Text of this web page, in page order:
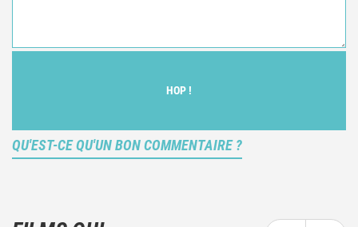
HOP !
QU'EST-CE QU'UN BON COMMENTAIRE ?
votre ressenti (et donc subjectif) du film.